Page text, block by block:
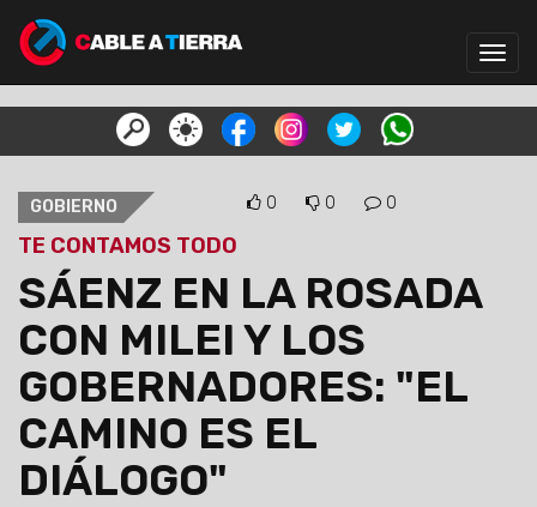
GOBIERNO 0 0 0
TE CONTAMOS TODO
SÁENZ EN LA ROSADA
CON MILEI Y LOS
GOBERNADORES: "EL
CAMINO ES EL
DIÁLOGO"